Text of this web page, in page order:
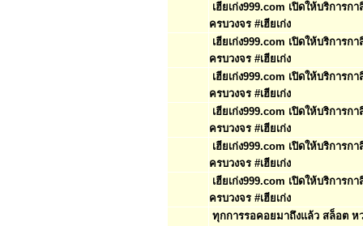
เฮียเก่ง999.com เปิดให้บริการก
ครบวงจร #เฮียเก่ง
เฮียเก่ง999.com เปิดให้บริการก
ครบวงจร #เฮียเก่ง
เฮียเก่ง999.com เปิดให้บริการก
ครบวงจร #เฮียเก่ง
เฮียเก่ง999.com เปิดให้บริการก
ครบวงจร #เฮียเก่ง
เฮียเก่ง999.com เปิดให้บริการก
ครบวงจร #เฮียเก่ง
เฮียเก่ง999.com เปิดให้บริการก
ครบวงจร #เฮียเก่ง
ทุกการรอคอยมาถึงแล้ว สล็อต ห